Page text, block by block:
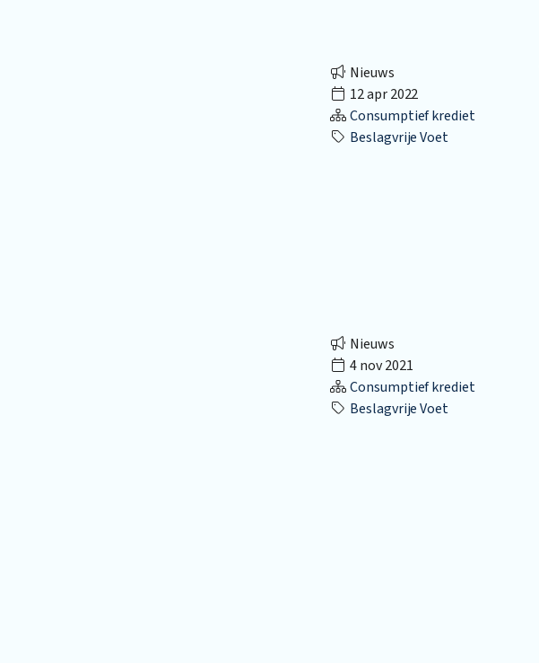
Nieuws
12 apr 2022
Consumptief krediet
Beslagvrije Voet
Nieuws
4 nov 2021
Consumptief krediet
Beslagvrije Voet